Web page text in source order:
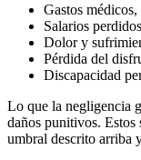
Gastos
Salarios
Dolor y
Pérdida del
Discapacidad
Lo que la negligencia
daños punitivos. Estos
umbral descrito arriba